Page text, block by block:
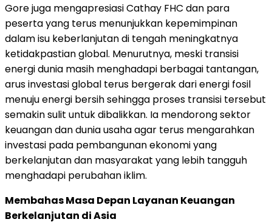
Gore juga mengapresiasi Cathay FHC dan para
peserta yang terus menunjukkan kepemimpinan
dalam isu keberlanjutan di tengah meningkatnya
ketidakpastian global. Menurutnya, meski transisi
energi dunia masih menghadapi berbagai tantangan,
arus investasi global terus bergerak dari energi fosil
menuju energi bersih sehingga proses transisi tersebut
semakin sulit untuk dibalikkan. Ia mendorong sektor
keuangan dan dunia usaha agar terus mengarahkan
investasi pada pembangunan ekonomi yang
berkelanjutan dan masyarakat yang lebih tangguh
menghadapi perubahan iklim.
Membahas Masa Depan Layanan Keuangan
Berkelanjutan di Asia